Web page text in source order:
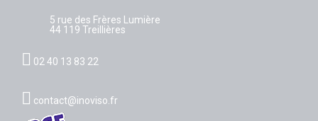
5 rue des Frères Lumière
44 119 Treillières
02 40 13 83 22
contact@inoviso.fr